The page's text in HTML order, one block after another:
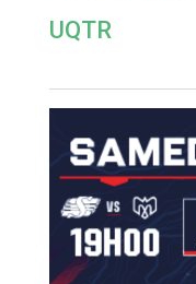
UQTR